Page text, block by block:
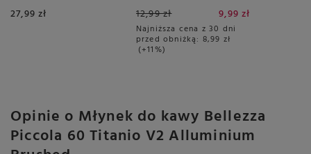
27,99 zł 12,99 zł 9,99 zł
Najniższa cena z 30 dni
przed obniżką: 8,99 zł
+11%
Opinie o Młynek do kawy Bellezza
Piccola 60 Titanio V2 Alluminium